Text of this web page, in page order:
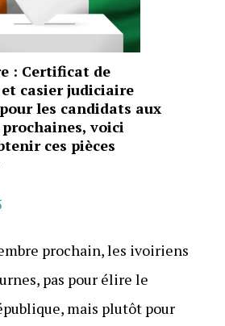
: Certificat de
casier judiciaire
les candidats aux
voici
ces pièces
prochain, les ivoiriens
pas pour élire le
mais plutôt pour